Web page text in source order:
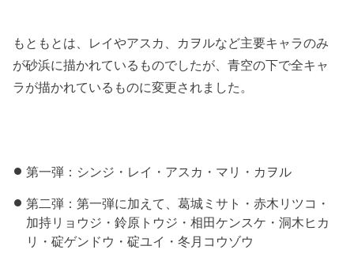
もともとは、レイやアスカ、カヲルなど主要キャラのみ
が砂浜に描かれているものでしたが、青空の下で全キャ
ラが描かれているものに変更されました。
第一弾：シンジ・レイ・アスカ・マリ・カヲル
第二弾：第一弾に加えて、葛城ミサト・赤木リツコ・
加持リョウジ・鈴原トウジ・相田ケンスケ・洞木ヒカ
リ・碇ゲンドウ・碇ユイ・冬月コウゾウ